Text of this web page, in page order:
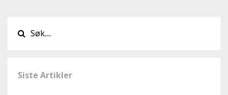
Siste Artikler